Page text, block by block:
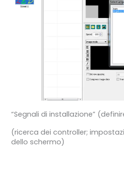
“Segnali di installazione”
(ricerca dei controller;
dello schermo)